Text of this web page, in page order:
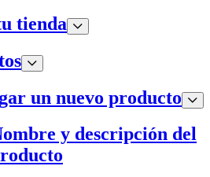
tienda
un nuevo producto
y descripción del